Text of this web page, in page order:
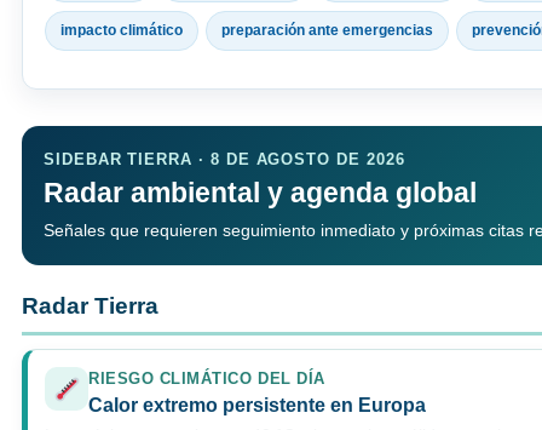
impacto climático preparación ante emergencias
SIDEBAR TIERRA · 8 DE AGOSTO DE 2026
Radar ambiental y agenda global
Señales que requieren seguimiento inmediato y próximas citas
Radar Tierra
RIESGO CLIMÁTICO DEL DÍA
Calor extremo persistente en Europa